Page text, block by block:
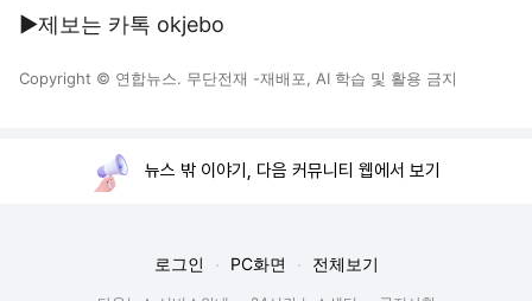
▶제보는 카톡 okjebo
Copyright © 연합뉴스. 무단전재 -재배포, AI 학습 및 활용 금지
뉴스 밖 이야기, 다음 커뮤니티 웹에서 보기
로그인 PC화면 전체보기